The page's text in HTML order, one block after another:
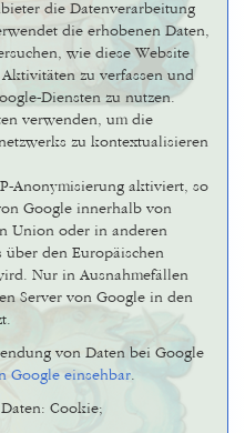
die Datenverarbeitung
die erhobenen Daten,
wie diese Website
zu verfassen und
Diensten zu nutzen.
verwenden, um die
zu kontextualisieren
Anonymisierung aktiviert, so
Google innerhalb von
Union oder in anderen
über den Europäischen
Nur in Ausnahmefällen
Server von Google in den
von Daten bei Google
Google einsehbar.
Cookie;